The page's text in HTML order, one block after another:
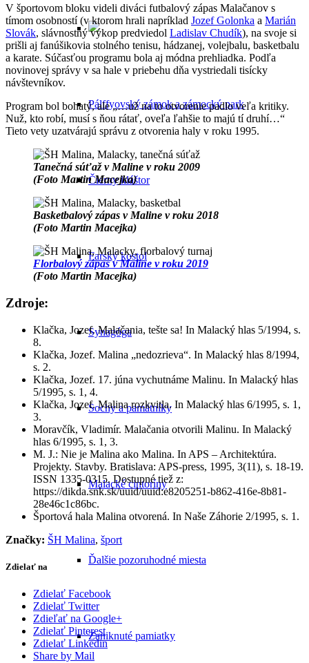
Pálffyovský zámok a zámocký park
Čierny kláštor
Farský kostol
Synagóga
Sochy a pamätníky
Malacké cintoríny
Ďalšie pozoruhodné miesta
Zaniknuté pamiatky
V športovom bloku videli diváci futbalový zápas Malačanov s
tímom osobností (v ktorom hrali napríklad Jozef Golonka a Marián
Slovák, slávnostný výkop predviedol Ladislav Chudík), na svoje si
prišli aj fanúšikovia stolného tenisu, hádzanej, volejbalu, basketbalu
a karate. Súčasťou programu bola aj módna prehliadka. Podľa
novinovej správy v sa hale v priebehu dňa vystriedali tisícky
návštevníkov.
Program bol bohatý, ale „…už na to otvorenie padlo veľa kritiky.
Nuž, kto robí, musí s ňou rátať, oveľa ľahšie to majú tí druhí…“
Tieto vety uzatvárajú správu z otvorenia haly v roku 1995.
Tanečná súťaž v Maline v roku 2009
(Foto Martin Macejka)
Basketbalový zápas v Maline v roku 2018
(Foto Martin Macejka)
Florbalový zápas v Maline v roku 2019
(Foto Martin Macejka)
Zdroje:
Klačka, Jozef. Malačania, tešte sa! In Malacký hlas 5/1994, s.
8.
Klačka, Jozef. Malina „nedozrieva“. In Malacký hlas 8/1994,
s. 2.
Klačka, Jozef. 17. júna vychutnáme Malinu. In Malacký hlas
5/1995, s. 1, 4.
Klačka, Jozef. Malina rozkvitla. In Malacký hlas 6/1995, s. 1,
3.
Moravčík, Vladimír. Malačania otvorili Malinu. In Malacký
hlas 6/1995, s. 1, 3.
M. J.: Nie je Malina ako Malina. In APS – Architektúra.
Projekty. Stavby. Bratislava: APS-press, 1995, 3(11), s. 18-19.
ISSN 1335-0315. Dostupné tiež z:
https://dikda.snk.sk/uuid/uuid:e8205251-b862-416e-8b81-
28e46c1c86bc.
Športová hala Malina otvorená. In Naše Záhorie 2/1995, s. 1.
Značky: ŠH Malina, šport
Zdielať na
Zdielať Facebook
Zdielať Twitter
Zdieľať na Google+
Zdielať Pinterest
Zdielať Linkedin
Share by Mail